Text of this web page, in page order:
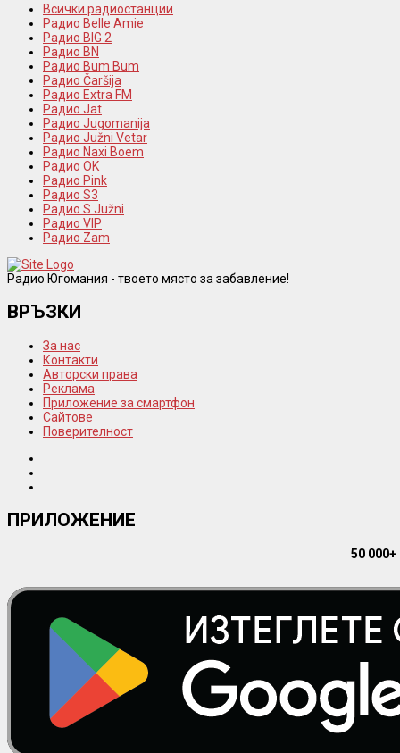
Всички радиостанции
Радио Belle Amie
Радио BIG 2
Радио BN
Радио Bum Bum
Радио Čaršija
Радио Extra FM
Радио Jat
Радио Jugomanija
Радио Južni Vetar
Радио Naxi Boem
Радио OK
Радио Pink
Радио S3
Радио S Južni
Радио VIP
Радио Zam
Радио Югомания - твоето място за забавление!
ВРЪЗКИ
За нас
Контакти
Авторски права
Реклама
Приложение за смартфон
Сайтове
Поверителност
ПРИЛОЖЕНИЕ
50